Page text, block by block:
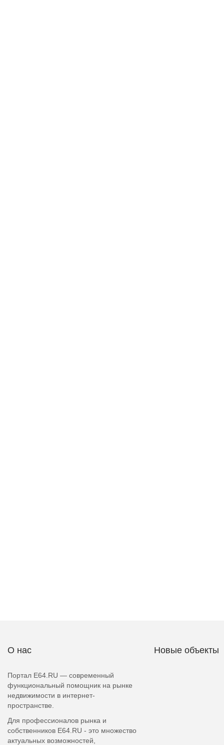
О нас
Портал E64.RU — современный
функциональный помощник на рынке
недвижимости в интернет-
пространстве.
Для профессионалов рынка и
собственников E64.RU - это множество
актуальных возможностей,
Новые объекты